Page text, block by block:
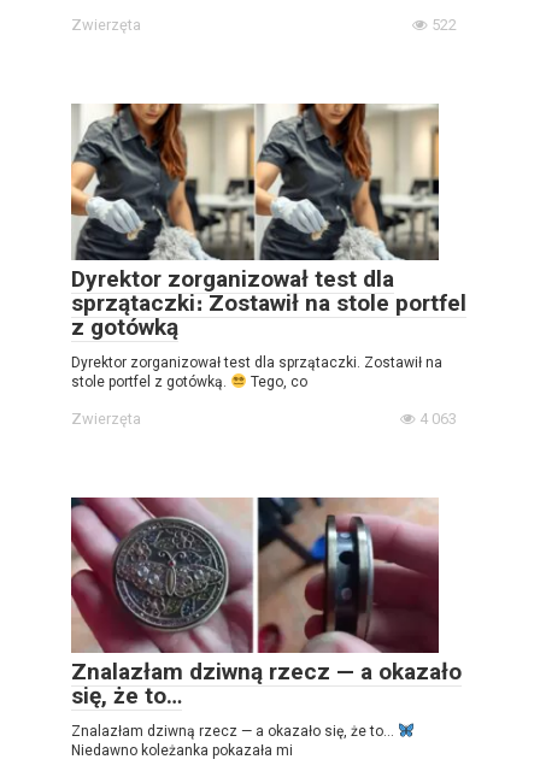
Zwierzęta 522
Dyrektor zorganizował test dla
sprzątaczki։ Zostawił na stole portfel
z gotówką
Dyrektor zorganizował test dla sprzątaczki. Zostawił na
stole portfel z gotówką.
Tego, co
Zwierzęta 4 063
Znalazłam dziwną rzecz — a okazało
się, że to…
Znalazłam dziwną rzecz — a okazało się, że to…
Niedawno koleżanka pokazała mi